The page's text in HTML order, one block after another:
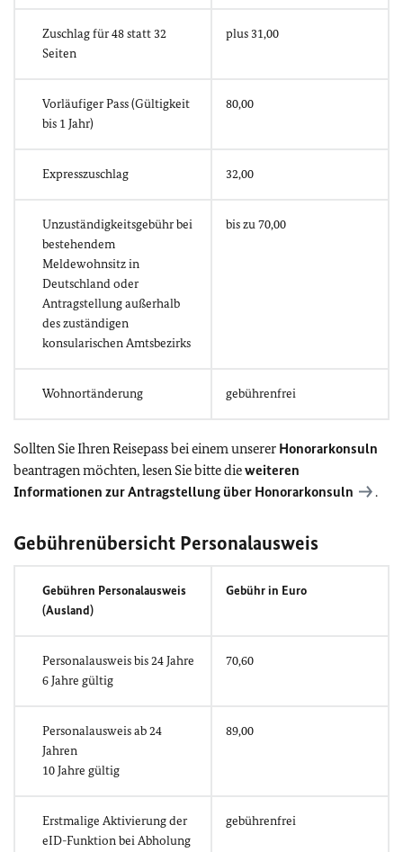
Zuschlag für 48 statt 32
Seiten
plus 31,00
Vorläufiger Pass (Gültigkeit
bis 1 Jahr)
80,00
Expresszuschlag 32,00
Unzuständigkeitsgebühr bei
bestehendem
Meldewohnsitz in
Deutschland oder
Antragstellung außerhalb
des zuständigen
konsularischen Amtsbezirks
bis zu 70,00
Wohnortänderung gebührenfrei
Sollten Sie Ihren Reisepass bei einem unserer Honorarkonsuln
beantragen möchten, lesen Sie bitte dieweiteren
Informationen zur Antragstellung über Honorarkonsuln
.
Gebührenübersicht Personalausweis
Gebühren Personalausweis
(Ausland)
Gebühr in Euro
Personalausweis bis 24 Jahre
6 Jahre gültig
70,60
Personalausweis ab 24
Jahren
10 Jahre gültig
89,00
Erstmalige Aktivierung der
eID-Funktion bei Abholung
gebührenfrei